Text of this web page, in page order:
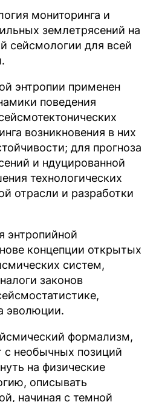
мониторинга и
землетрясений на
сейсмологии для всей
энтропии применен
поведения
возникновения в них
для прогноза
и ндуцированной
технологических
отрасли и разработки
энтропийной
концепции открытых
систем,
законов
эволюции.
формализм,
с необычных позиций
на физические
описывать
начиная с темной